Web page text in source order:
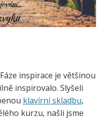
inspirace je většinou
inspirovalo. Slyšeli
klavírní skladbu,
kurzu, našli jsme